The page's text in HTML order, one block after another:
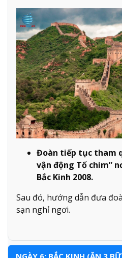
Đoàn tiếp tục tham
vận động Tổ chim”
Bắc Kinh 2008.
Sau đó, hướng dẫn đưa
sạn nghỉ ngơi.
NGÀY 6: BẮC KINH (ĂN 3